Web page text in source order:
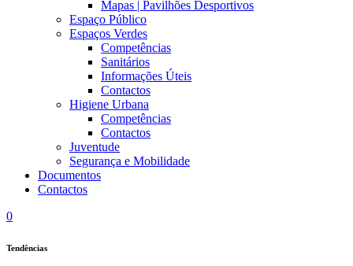
Mapas | Pavilhões Desportivos
Espaço Público
Espaços Verdes
Competências
Sanitários
Informações Úteis
Contactos
Higiene Urbana
Competências
Contactos
Juventude
Segurança e Mobilidade
Documentos
Contactos
0
Tendências